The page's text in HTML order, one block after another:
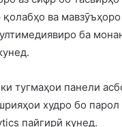
ва
ба
тугмаҳои панели
худро бо парол
пайгирӣ кунед.